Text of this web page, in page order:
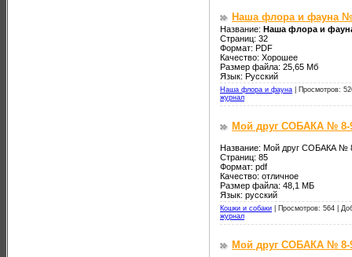
Наша флора и фауна
Название: Наша флора и
Страниц: 32
Формат: PDF
Качество: Хорошее
Размер файла: 25,65 Мб
Язык: Русский
Наша флора и фауна
Просмотров:
журнал
Мой друг СОБАКА № 8-
Название: Мой друг СОБАКА №
Страниц: 85
Формат: pdf
Качество: отличное
Размер файла: 48,1 МБ
Язык: русский
Кошки и собаки Просмотров: 564 |
журнал
Мой друг СОБАКА № 8-